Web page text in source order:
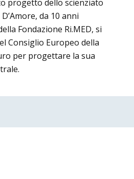
progetto dello scienziato
da 10 anni
Fondazione Ri.MED, si
Consiglio Europeo della
per progettare la sua